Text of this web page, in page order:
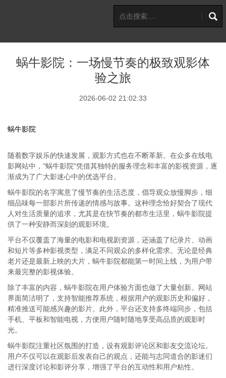
蜗牛影院：一场慢节奏的极致观影体
验之旅
2026-06-02 21:02:33
蜗牛影院
随着数字娱乐的快速发展，观影方式也在不断革新。在众多在线电
影网站中，"蜗牛影院"凭借其独特的服务理念和丰富的影视资源，逐
渐成为了广大影迷心中的优选平台。
蜗牛影院的名字寓意了慢节奏的生活态度，倡导观众放慢脚步，细
细品味每一部影片所传递的情感与故事。这种理念恰好契合了现代
人对生活质量的追求，尤其是在快节奏的都市生活里，蜗牛影院提
供了一种安静而深刻的观影环境。
平台不仅覆盖了海量的电影和电视剧资源，还涵盖了纪录片、动画
和短片等多种影视类型，满足不同观众的多样化需求。无论是经典
老片还是最新上映的大片，蜗牛影院都能第一时间上线，为用户带
来最完整的影视体验。
除了丰富的内容，蜗牛影院在用户体验方面也做了大量创新。网站
界面简洁明了，支持智能推荐系统，根据用户的观影历史和偏好，
精准推送可能感兴趣的影片。此外，平台还支持多终端同步，包括
手机、平板和智能电视，方便用户随时随地享受高品质的观影时
光。
蜗牛影院注重社区氛围的打造，设有观影评论区和影友交流论坛。
用户不仅可以在观影后发表自己的观点，还能与志同道合的影迷们
进行深度讨论和影评分享，增强了平台的互动性和用户粘性。